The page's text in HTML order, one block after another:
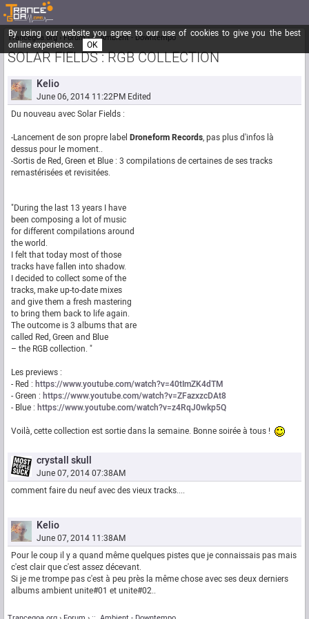
By using our website you agree to our use of cookies to give you the best
online experience.
OK
Trancegoa.org Forum ::. Ambient - Downtempo
SOLAR FIELDS : RGB COLLECTION
Kelio
June 06, 2014 11:22PM Edited
Du nouveau avec Solar Fields :
-Lancement de son propre label Droneform Records, pas plus d'infos là
dessus pour le moment..
-Sortis de Red, Green et Blue : 3 compilations de certaines de ses tracks
remastérisées et revisitées.
"During the last 13 years I have
been composing a lot of music
for different compilations around
the world.
I felt that today most of those
tracks have fallen into shadow.
I decided to collect some of the
tracks, make up-to-date mixes
and give them a fresh mastering
to bring them back to life again.
The outcome is 3 albums that are
called Red, Green and Blue
– the RGB collection. "
Les previews :
- Red : https://www.youtube.com/watch?v=40tImZK4dTM
- Green : https://www.youtube.com/watch?v=ZFazxzcDAt8
- Blue : https://www.youtube.com/watch?v=z4RqJ0wkp5Q
Voilà, cette collection est sortie dans la semaine. Bonne soirée à tous !
crystall skull
June 07, 2014 07:38AM
comment faire du neuf avec des vieux tracks....
Kelio
June 07, 2014 11:38AM
Pour le coup il y a quand même quelques pistes que je connaissais pas mais
c'est clair que c'est assez décevant.
Si je me trompe pas c'est à peu près la même chose avec ses deux derniers
albums ambient unite#01 et unite#02..